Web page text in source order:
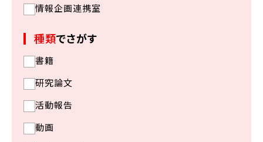
情報企画連携室
種類でさがす
書籍
研究論文
活動報告
動画